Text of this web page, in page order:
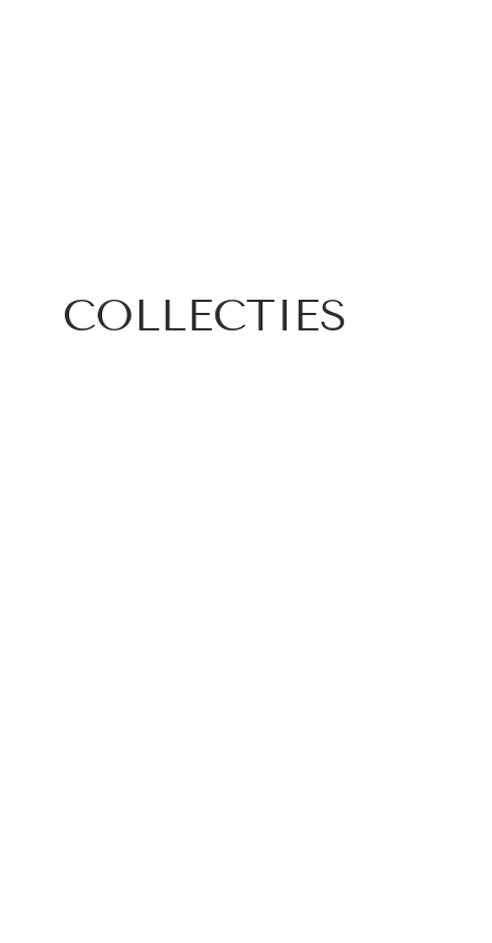
COLLECTIES